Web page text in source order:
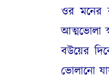
ওর মনের
আত্মভোলা
বউয়ের
ভোলানো